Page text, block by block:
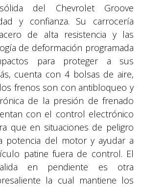
del Chevrolet Groove
y confianza. Su carrocería
de alta resistencia y las
de deformación programada
para proteger a sus
cuenta con 4 bolsas de aire,
los frenos son con antibloqueo y
de la presión de frenado
con el control electrónico
que en situaciones de peligro
potencia del motor y ayudar a
patine fuera de control. El
en pendiente es otra
la cual mantiene los